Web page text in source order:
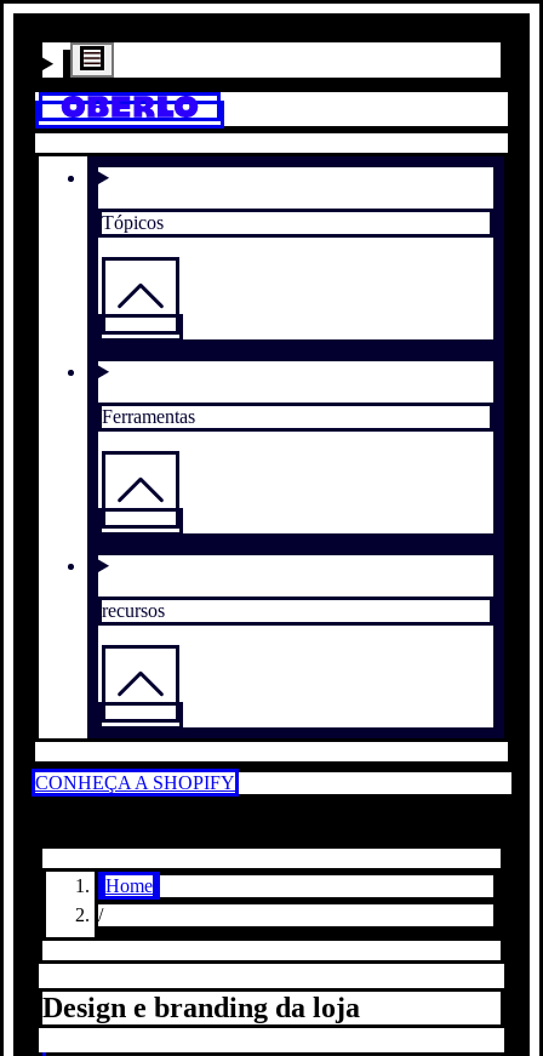
Tópicos
Ferramentas
recursos
CONHEÇA A SHOPIFY
Home
/
Design e branding da loja